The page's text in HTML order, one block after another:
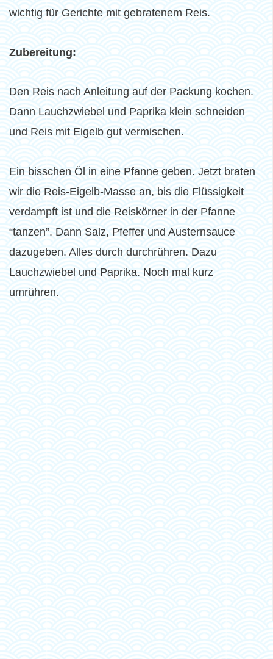
wichtig für Gerichte mit gebratenem Reis.
Zubereitung:
Den Reis nach Anleitung auf der Packung kochen.
Dann Lauchzwiebel und Paprika klein schneiden
und Reis mit Eigelb gut vermischen.
Ein bisschen Öl in eine Pfanne geben. Jetzt braten
wir die Reis-Eigelb-Masse an, bis die Flüssigkeit
verdampft ist und die Reiskörner in der Pfanne
“tanzen”. Dann Salz, Pfeffer und Austernsauce
dazugeben. Alles durch durchrühren. Dazu
Lauchzwiebel und Paprika. Noch mal kurz
umrühren.